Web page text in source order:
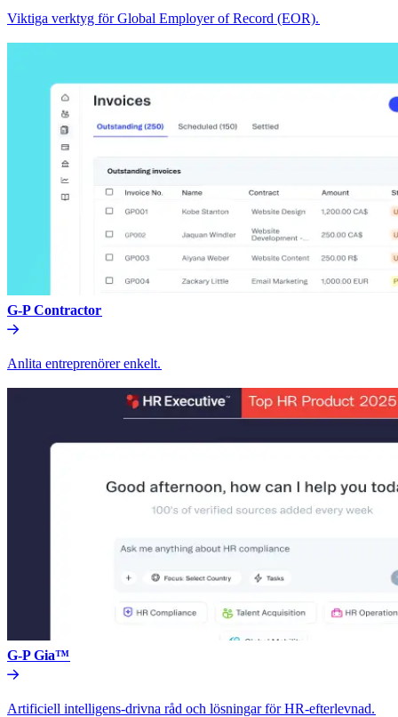
Viktiga verktyg för Global Employer of Record (EOR).​​
G-P Contractor​​
Anlita entreprenörer enkelt.​​
G-P Gia™​​
Artificiell intelligens-drivna råd och lösningar för HR-efterlevnad.​​